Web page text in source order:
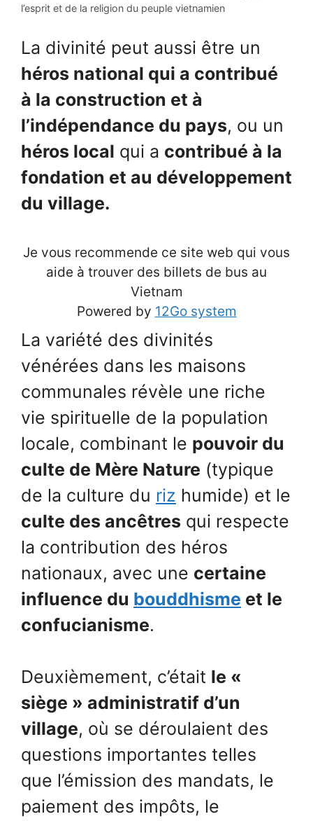
l’esprit et de la religion du peuple vietnamien
La divinité peut aussi être un
héros national qui a contribué
à la construction et à
l’indépendance du pays, ou un
héros local qui a contribué à la
fondation et au développement
du village.
Je vous recommende ce site web qui vous
aide à trouver des billets de bus au
Vietnam
Powered by 12Go system
La variété des divinités
vénérées dans les maisons
communales révèle une riche
vie spirituelle de la population
locale, combinant le pouvoir du
culte de Mère Nature (typique
de la culture du riz humide) et le
culte des ancêtres qui respecte
la contribution des héros
nationaux, avec une certaine
influence du bouddhisme et le
confucianisme.
Deuxièmement, c’était le «
siège » administratif d’un
village, où se déroulaient des
questions importantes telles
que l’émission des mandats, le
paiement des impôts, le